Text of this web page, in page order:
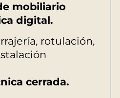
mobiliario
digital.
rotulación,
cerrada.